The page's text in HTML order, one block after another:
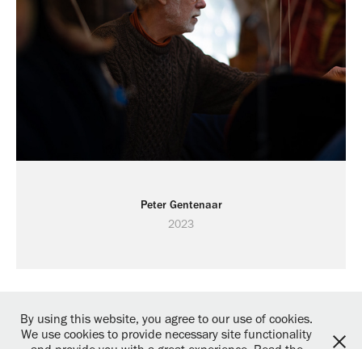
Peter Gentenaar
2023
By using this website, you agree to our use of cookies.
We use cookies to provide necessary site functionality